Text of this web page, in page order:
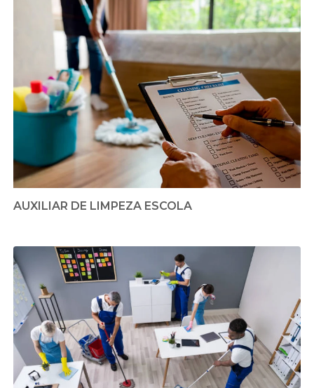
AUXILIAR DE LIMPEZA ESCOLA